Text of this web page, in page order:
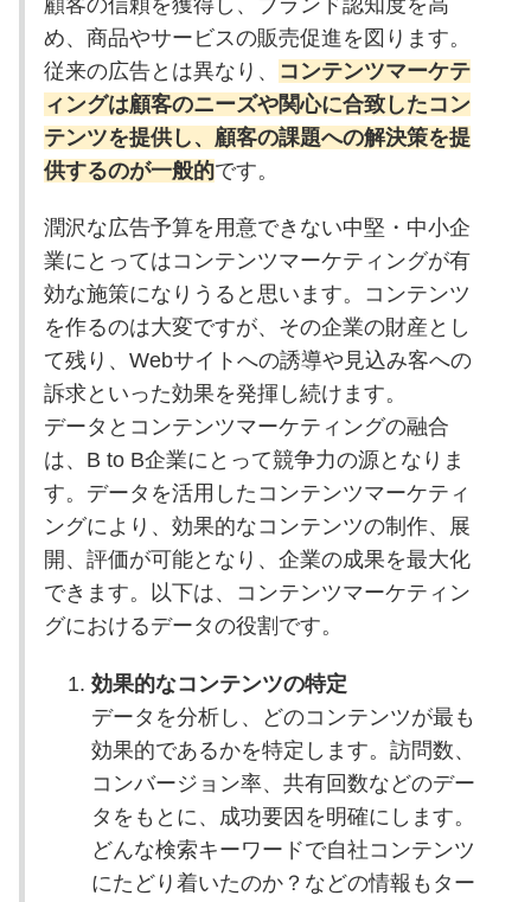
め、商品やサービスの販売促進を図ります。
従来の広告とは異なり、
コンテンツマーケテ
ィングは顧客のニーズや関心に合致したコン
テンツを提供し、顧客の課題への解決策を提
供するのが一般的です。
潤沢な広告予算を用意できない中堅・中小企
業にとってはコンテンツマーケティングが有
効な施策になりうると思います。コンテンツ
を作るのは大変ですが、その企業の財産とし
て残り、Webサイトへの誘導や見込み客への
訴求といった効果を発揮し続けます。
データとコンテンツマーケティングの融合
は、B to B企業にとって競争力の源となりま
す。データを活用したコンテンツマーケティ
ングにより、効果的なコンテンツの制作、展
開、評価が可能となり、企業の成果を最大化
できます。以下は、コンテンツマーケティン
グにおけるデータの役割です。
効果的なコンテンツの特定
データを分析し、どのコンテンツが最も
効果的であるかを特定します。訪問数、
コンバージョン率、共有回数などのデー
タをもとに、成功要因を明確にします。
どんな検索キーワードで自社コンテンツ
にたどり着いたのか？などの情報もター